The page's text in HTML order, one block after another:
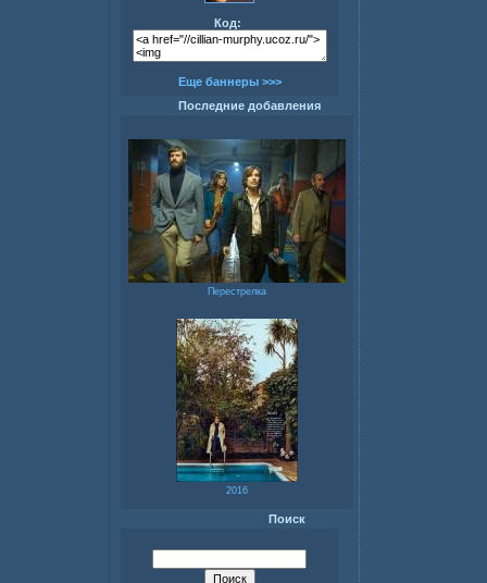
Код:
Еще баннеры >>>
Последние добавления
Перестрелка
2016
Поиск